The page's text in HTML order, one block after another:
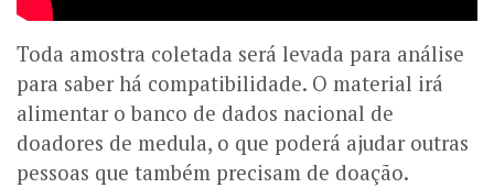
Toda amostra coletada será levada para análise
para saber há compatibilidade. O material irá
alimentar o banco de dados nacional de
doadores de medula, o que poderá ajudar outras
pessoas que também precisam de doação.